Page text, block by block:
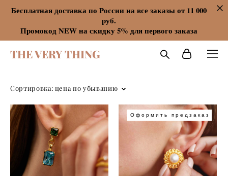
Бесплатная доставка по России на все заказы от 11 000
руб.
Промокод NEW на скидку 5% для первого заказа
THE VERY THING
Сортировка: цена по убыванию
Оформить предзаказ